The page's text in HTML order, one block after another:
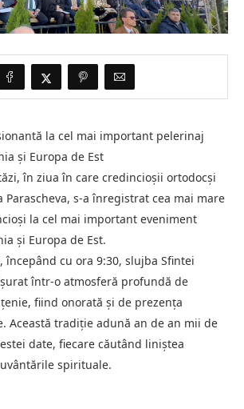
la cel mai important pelerinaj
și Europa de Est
în ziua în care credincioșii ortodocși
Parascheva, s-a înregistrat cea mai mare
la cel mai important eveniment
și Europa de Est.
începând cu ora 9:30, slujba Sfintei
într-o atmosferă profundă de
fiind onorată și de prezența
Această tradiție adună an de an mii de
date, fiecare căutând liniștea
spirituale.